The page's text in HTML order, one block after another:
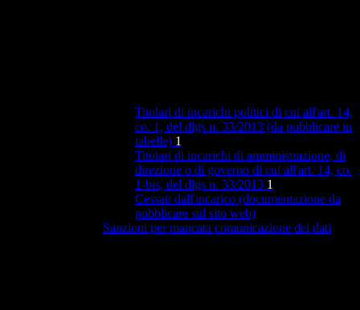
Titolari di incarichi politici di cui all'art. 14,
co. 1, del dlgs n. 33/2013 (da pubblicare in
tabelle) 1
Titolari di incarichi di amministrazione, di
direzione o di governo di cui all'art. 14, co.
1-bis, del dlgs n. 33/2013 1
Cessati dall'incarico (documentazione da
pubblicare sul sito web)
Sanzioni per mancata comunicazione dei dati